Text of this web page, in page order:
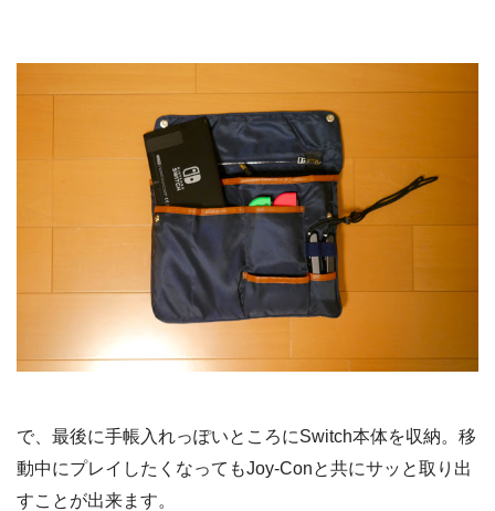
で、最後に手帳入れっぽいところにSwitch本体を収納。移
動中にプレイしたくなってもJoy-Conと共にサッと取り出
すことが出来ます。